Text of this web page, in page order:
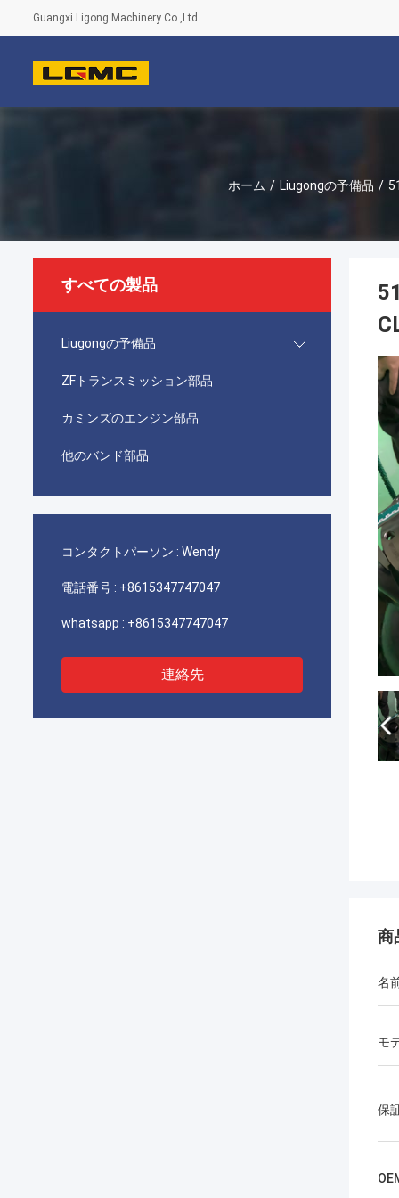
Guangxi Ligong Machinery Co.,Ltd
ホーム / Liugongの予備品 /
すべての製品
Liugongの予備品
ZFトランスミッション部品
カミンズのエンジン部品
他のバンド部品
コンタクトパーソン : Wendy
電話番号 : +8615347747047
whatsapp : +8615347747047
連絡先
商
名
モ
保